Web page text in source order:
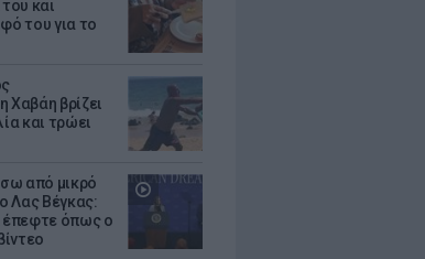
και
του για το
Χαβάη βρίζει
και τρώει
από μικρό
Λας Βέγκας:
έπεφτε όπως ο